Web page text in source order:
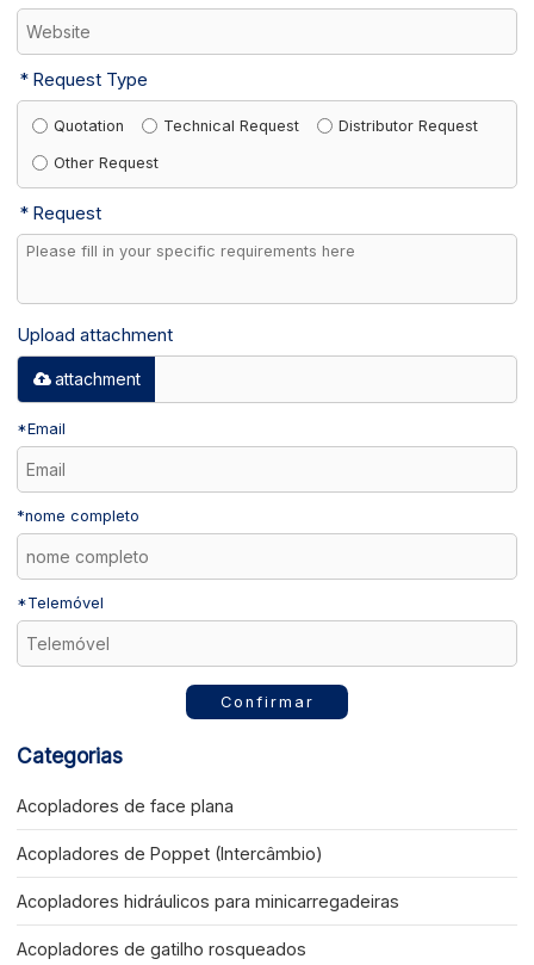
Request Type
Quotation Technical Request Distributor Request
Other Request
Request
Upload attachment
attachment
*Email
*nome completo
*Telemóvel
Confirmar
Categorias
Acopladores de face plana
Acopladores de Poppet (Intercâmbio)
Acopladores hidráulicos para minicarregadeiras
Acopladores de gatilho rosqueados